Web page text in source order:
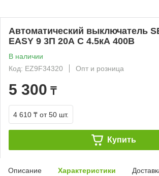
Автоматический выключатель
EASY 9 3П 20А С 4.5кА 400В
В наличии
Код: EZ9F34320
Опт и розница
5 300 ₸
4 610 ₸ от 50 шт.
Купить
Описание Характеристики